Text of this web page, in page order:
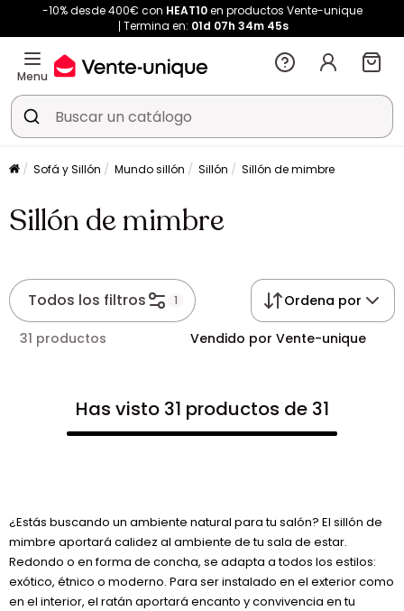
-10% desde 400€ con HEAT10en productos Vente-unique
Termina en: 01d 07h 34m 44s
Menu
Sofá y Sillón Mundo sillón Sillón Sillón de mimbre
Sillón de mimbre
Todos los filtros 1 Ordena por
31 productos Vendido por Vente-unique
Has visto 31 productos de 31
¿Estás buscando un ambiente natural para tu salón? El sillón de
mimbre aportará calidez al ambiente de tu sala de estar.
Redondo o en forma de concha, se adapta a todos los estilos:
exótico, étnico o moderno. Para ser instalado en el exterior como
en el interior, el ratán aportará encanto y convivencia en tu